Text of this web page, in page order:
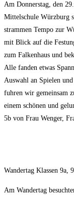
Am Donnerstag, den
Mittelschule Würzburg
strammen Tempo zur
mit Blick auf die
zum Falkenhaus und
Alle fanden etwas
Auswahl an Spielen
fuhren wir gemeinsam
einem schönen und
5b von Frau Wenger,
Wandertag Klassen 9a,
Am Wandertag